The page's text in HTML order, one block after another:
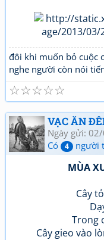
đôi khi muốn bỏ cuộc
nghe người còn nói
☆
☆
☆
☆
☆
VẠC ĂN
Ngày gửi:
Có
4 người
MÙA
Cây
Trong
Cây gieo vào